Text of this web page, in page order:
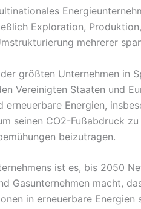
Exploration,
mehrerer
größten Unternehmen in
Vereinigten Staaten und
erneuerbare Energien,
seinen CO2-Fußabdruck
beizutragen.
ist es, bis 2050
Gasunternehmen macht,
in erneuerbare